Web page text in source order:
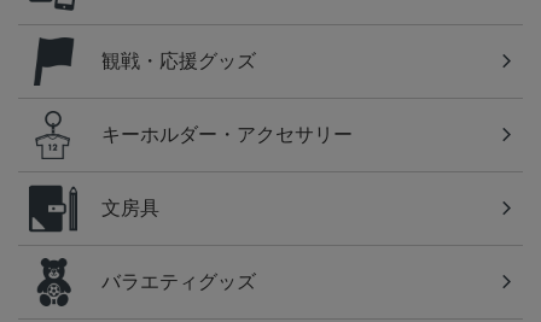
観戦・応援グッズ
キーホルダー・アクセサリー
文房具
バラエティグッズ